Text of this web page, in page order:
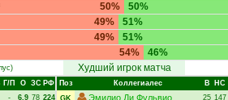
50%
50%
49%
51%
49%
51%
54%
46%
Худший игрок матча
Г/П О ЗС РФ
- 6.9 78 224
Поз Коллегиалес В НC
GK
Эмилио Ди Фульвио 25 147